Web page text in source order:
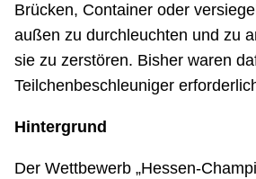
Brücken, Container oder
außen zu durchleuchten und zu
sie zu zerstören. Bisher waren
Teilchenbeschleuniger
Hintergrund
Der Wettbewerb „Hessen-